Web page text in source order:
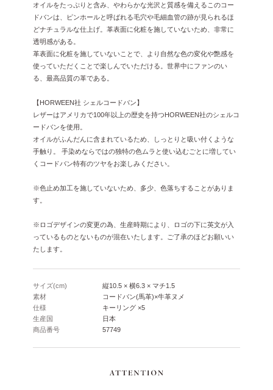
オイルをたっぷりと含み、やわらかな光沢と質感を備えるこのコー
ドバンは、ピンホールと呼ばれる毛穴や毛細血管の跡が見られるほ
どナチュラルな仕上げ。革表面に化粧を施していないため、非常に
透明感がある。
革表面に化粧を施していないことで、より自然な色の変化や艶感を
使っていただくことで楽しんでいただける。世界中にファンのい
る、最高品質の革である。
【HORWEEN社 シェルコードバン】
レザーはアメリカで100年以上の歴史を持つHORWEEN社のシェルコ
ードバンを使用。
オイルがふんだんに含まれているため、しっとりと吸い付くような
手触り。 手染めならではの独特の色ムラと使い込むごとに増してい
くコードバン特有のツヤをお楽しみください。
※色止め加工を施していないため、多少、色落ちすることがありま
す。
※ロゴデザインの変更の為、生産時期により、ロゴの下に英文が入
っているものとないものが混在いたします。ご了承のほどお願いい
たします。
サイズ(cm)
縦10.5 × 横6.3 × マチ1.5
素材
コードバン(馬革)×牛革ヌメ
仕様
キーリング ×5
生産国
日本
商品番号
57749